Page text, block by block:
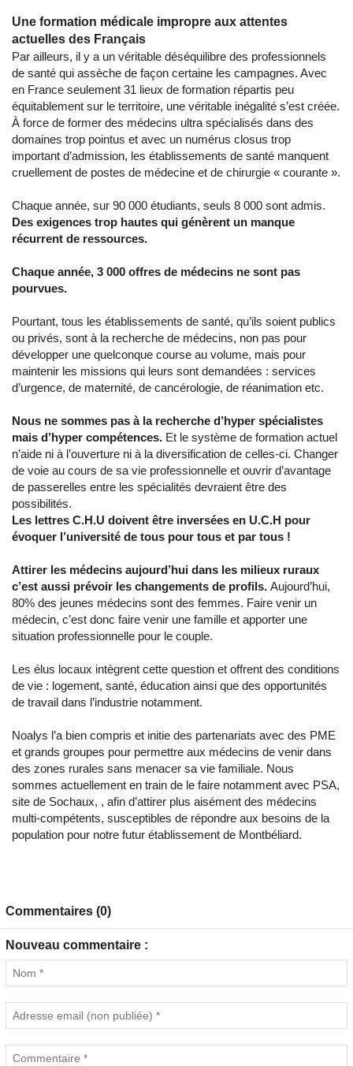
Une formation médicale impropre aux attentes
actuelles des Français
Par ailleurs, il y a un véritable déséquilibre des professionnels
de santé qui assèche de façon certaine les campagnes. Avec
en France seulement 31 lieux de formation répartis peu
équitablement sur le territoire, une véritable inégalité s’est créée.
À force de former des médecins ultra spécialisés dans des
domaines trop pointus et avec un numérus closus trop
important d’admission, les établissements de santé manquent
cruellement de postes de médecine et de chirurgie « courante ».
Chaque année, sur 90 000 étudiants, seuls 8 000 sont admis.
Des exigences trop hautes qui génèrent un manque
récurrent de ressources.
Chaque année, 3 000 offres de médecins ne sont pas
pourvues.
Pourtant, tous les établissements de santé, qu’ils soient publics
ou privés, sont à la recherche de médecins, non pas pour
développer une quelconque course au volume, mais pour
maintenir les missions qui leurs sont demandées : services
d’urgence, de maternité, de cancérologie, de réanimation etc.
Nous ne sommes pas à la recherche d’hyper spécialistes
mais d’hyper compétences. Et le système de formation actuel
n’aide ni à l’ouverture ni à la diversification de celles-ci. Changer
de voie au cours de sa vie professionnelle et ouvrir d’avantage
de passerelles entre les spécialités devraient être des
possibilités.
Les lettres C.H.U doivent être inversées en U.C.H pour
évoquer l’université de tous pour tous et par tous !
Attirer les médecins aujourd’hui dans les milieux ruraux
c’est aussi prévoir les changements de profils. Aujourd’hui,
80% des jeunes médecins sont des femmes. Faire venir un
médecin, c’est donc faire venir une famille et apporter une
situation professionnelle pour le couple.
Les élus locaux intègrent cette question et offrent des conditions
de vie : logement, santé, éducation ainsi que des opportunités
de travail dans l’industrie notamment.
Noalys l’a bien compris et initie des partenariats avec des PME
et grands groupes pour permettre aux médecins de venir dans
des zones rurales sans menacer sa vie familiale. Nous
sommes actuellement en train de le faire notamment avec PSA,
site de Sochaux, , afin d’attirer plus aisément des médecins
multi-compétents, susceptibles de répondre aux besoins de la
population pour notre futur établissement de Montbéliard.
Commentaires (0)
Nouveau commentaire :